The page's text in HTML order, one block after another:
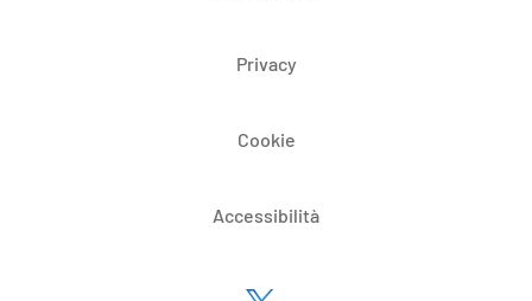
Privacy
Cookie
Accessibilità